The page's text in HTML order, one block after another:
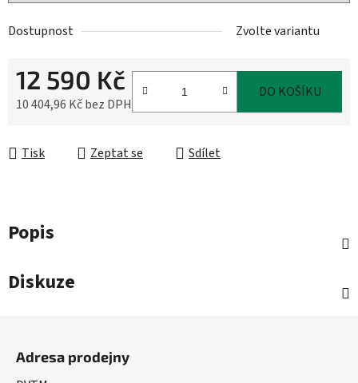
Dostupnost Zvolte variantu
12 590 Kč
10 404,96 Kč bez DPH
DO KOŠÍKU
Tisk Zeptat se Sdílet
Popis
Diskuze
Adresa prodejny